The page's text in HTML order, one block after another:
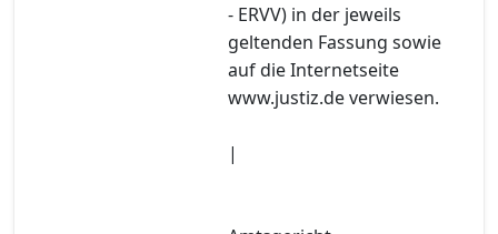
- ERVV) in der jeweils
geltenden Fassung sowie
auf die Internetseite
www.justiz.de verwiesen.
|